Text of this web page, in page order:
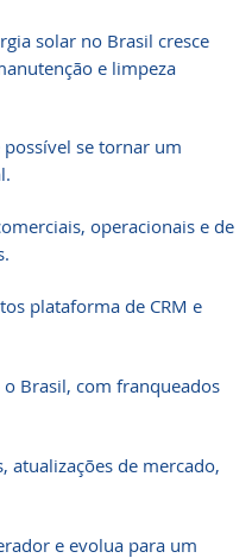
solar no Brasil cresce
e limpeza
se tornar um
operacionais e de
plataforma de CRM e
Brasil, com franqueados
atualizações de mercado,
e evolua para um